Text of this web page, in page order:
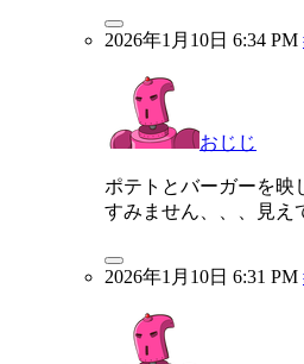
2026年1月10日 6:34 PM
おじじ
ポテトとバーガーを映
すみません、、、見え
2026年1月10日 6:31 PM